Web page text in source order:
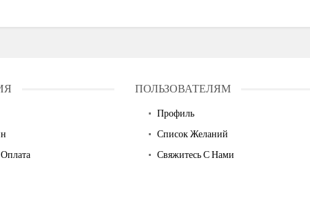
ПОЛЬЗОВАТЕЛЯМ
Профиль
Список Желаний
Свяжитесь С Нами